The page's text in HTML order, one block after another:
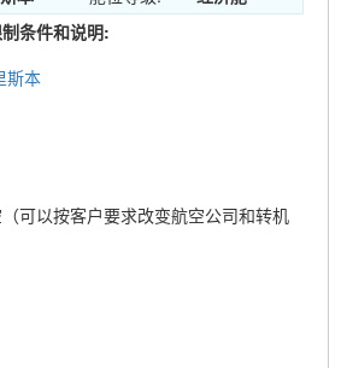
条件和说明:
斯本
可以按客户要求改变航空公司和转机